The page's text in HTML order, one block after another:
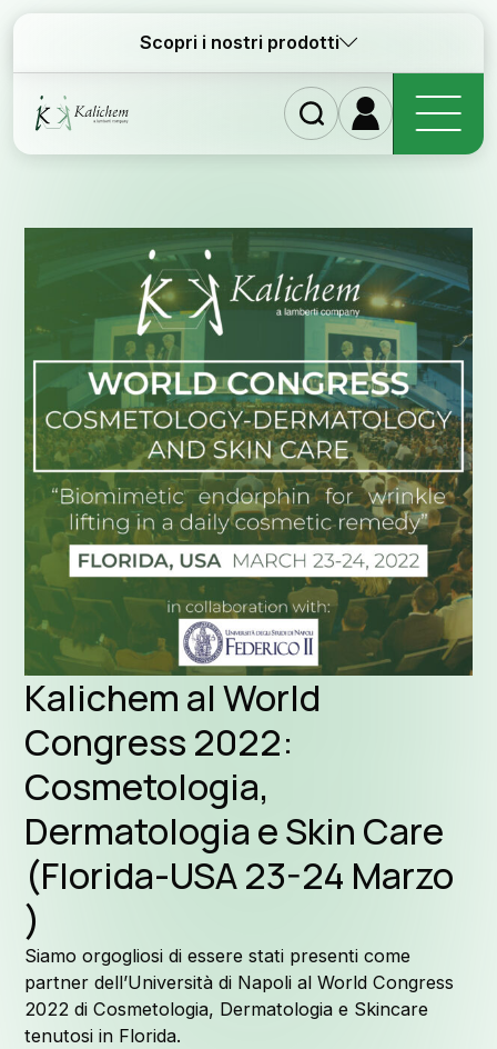
Scopri i nostri prodotti
Perchè
La
Qualità
Kalichem al World
Congress 2022:
Cosmetologia,
Dermatologia e Skin Care
(Florida-USA 23-24 Marzo
)
Siamo orgogliosi di essere stati presenti come
partner dell’Università di Napoli al World Congress
2022 di Cosmetologia, Dermatologia e Skincare
tenutosi in Florida.